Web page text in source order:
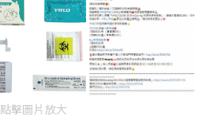
點擊圖片放大